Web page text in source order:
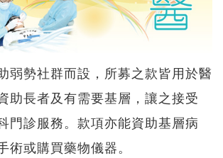
弱勢社群而設，所募之款皆用於醫
助長者及有需要基層，讓之接受
門診服務。款項亦能資助基層病
術或購買藥物儀器。